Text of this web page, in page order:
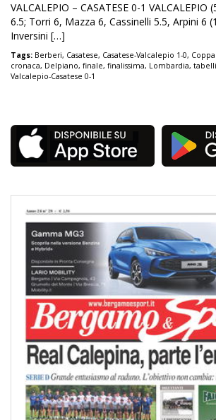
VALCALEPIO – CASATESE 0-1 VALCALEPIO
6.5; Torri 6, Mazza 6, Cassinelli 5.5, Arpini 6
Inversini […]
Tags: Berberi, Casatese, Casatese-Valcalepio 1-0,
cronaca, Delpiano, finale, finalissima, Lombardia,
Valcalepio-Casatese 0-1